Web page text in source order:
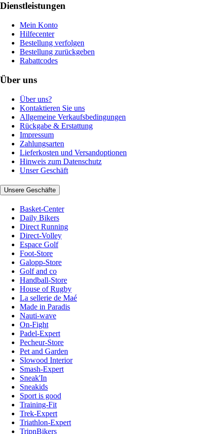
Dienstleistungen
Mein Konto
Hilfecenter
Bestellung verfolgen
Bestellung zurückgeben
Rabattcodes
Über uns
Über uns?
Kontaktieren Sie uns
Allgemeine Verkaufsbedingungen
Rückgabe & Erstattung
Impressum
Zahlungsarten
Lieferkosten und Versandoptionen
Hinweis zum Datenschutz
Unser Geschäft
Unsere Geschäfte
Basket-Center
Daily Bikers
Direct Running
Direct-Volley
Espace Golf
Foot-Store
Galopp-Store
Golf and co
Handball-Store
House of Rugby
La sellerie de Maé
Made in Paradis
Nauti-wave
On-Fight
Padel-Expert
Pecheur-Store
Pet and Garden
Slowood Interior
Smash-Expert
Sneak'In
Sneakids
Sport is good
Training-Fit
Trek-Expert
Triathlon-Expert
TripnBikers